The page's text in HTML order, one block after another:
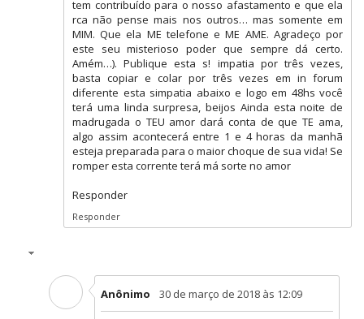
tem contribuído para o nosso afastamento e que ela
rca não pense mais nos outros… mas somente em
MIM. Que ela ME telefone e ME AME. Agradeço por
este seu misterioso poder que sempre dá certo.
Amém…). Publique esta s! impatia por três vezes,
basta copiar e colar por três vezes em in forum
diferente esta simpatia abaixo e logo em 48hs você
terá uma linda surpresa, beijos Ainda esta noite de
madrugada o TEU amor dará conta de que TE ama,
algo assim acontecerá entre 1 e 4 horas da manhã
esteja preparada para o maior choque de sua vida! Se
romper esta corrente terá má sorte no amor
Responder
Responder
Anônimo 30 de março de 2018 às 12:09